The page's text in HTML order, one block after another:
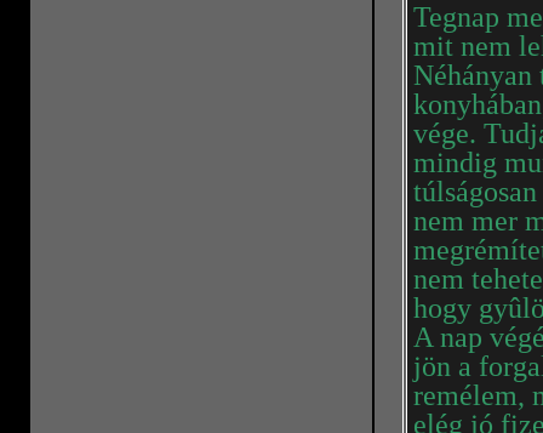
Tegnap
mit nem
Néhányan
vége.
mindig
nem mer
nem
hogy
A nap
jön a
remélem,
elég jó